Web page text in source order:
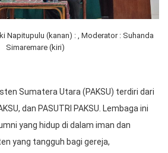
Napitupulu (kanan) : , Moderator : Suhanda
Simaremare (kiri)
Sumatera Utara (PAKSU) terdiri dari
dan PASUTRI PAKSU. Lembaga ini
yang hidup di dalam iman dan
yang tangguh bagi gereja,